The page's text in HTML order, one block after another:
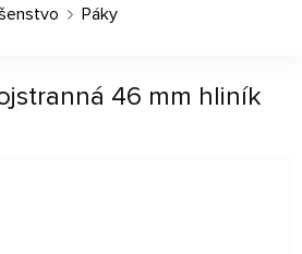
Páky
46 mm hliník